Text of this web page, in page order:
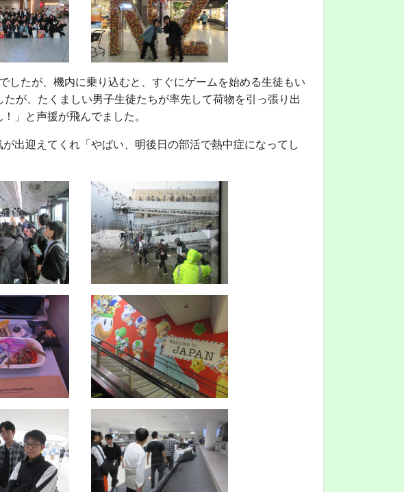
したが、機内に乗り込むと、すぐにゲームを始める生徒もい
が、たくましい男子生徒たちが率先して荷物を引っ張り出
」と声援が飛んでました。
出迎えてくれ「やばい、明後日の部活で熱中症になってし